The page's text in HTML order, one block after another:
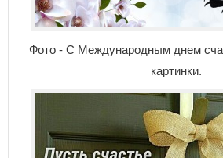
Фото - С Международным днем
картинки.